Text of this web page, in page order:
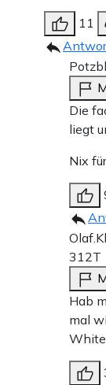
11
Die
liegt
Nix
312T
Hab
mal